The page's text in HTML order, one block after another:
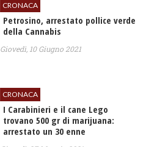
CRONACA
Petrosino, arrestato pollice verde
della Cannabis
Giovedì, 10 Giugno 2021
CRONACA
I Carabinieri e il cane Lego
trovano 500 gr di marijuana:
arrestato un 30 enne